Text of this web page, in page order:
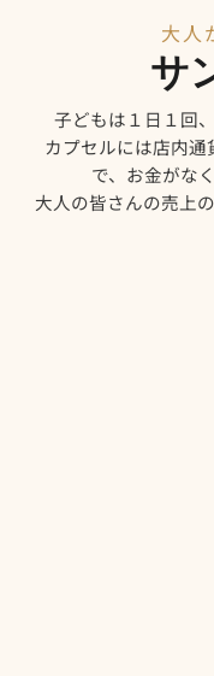
大人
サ
子どもは１日１回
カプセルには店内
で、お金がな
大人の皆さんの売上